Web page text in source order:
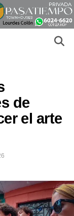
de
el arte